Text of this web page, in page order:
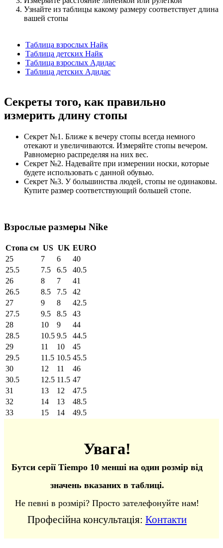
Узнайте из таблицы какому размеру соответствует длина
вашей стопы
Таблица взрослых Найк
Таблица детских Найк
Таблица взрослых Адидас
Таблица детских Адидас
Секреты того, как правильно
измерить длину стопы
Секрет №1. Ближе к вечеру стопы всегда немного
отекают и увеличиваются. Измеряйте стопы вечером.
Равномерно распределяя на них вес.
Секрет №2. Надевайте при измерении носки, которые
будете использовать с данной обувью.
Секрет №3. У большинства людей, стопы не одинаковы.
Купите размер соответствующий большей стопе.
Взрослые размеры Nike
Стопа см US UK EURO
25
7 6
40
25.5
7.5 6.5
40.5
26
8 7
41
26.5
8.5 7.5
42
27
9 8
42.5
27.5
9.5 8.5
43
28
10 9
44
28.5
10.5 9.5
44.5
29
11 10
45
29.5
11.5 10.5 45.5
30
12 11
46
30.5
12.5 11.5 47
31
13 12
47.5
32
14 13
48.5
33
15 14 49.5
Увага!
Бутси серії Tiempo 10 менші на один розмір від
значень вказаних в таблиці.
Не певні в розмірі? Просто зателефонуйте нам!
Професійна консультація: Контакти